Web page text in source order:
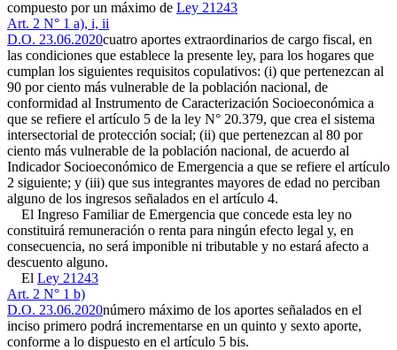
compuesto por un máximo de Ley 21243
Art. 2 N° 1 a), i, ii
D.O. 23.06.2020cuatro aportes extraordinarios de cargo fiscal, en
las condiciones que establece la presente ley, para los hogares que
cumplan los siguientes requisitos copulativos: (i) que pertenezcan al
90 por ciento más vulnerable de la población nacional, de
conformidad al Instrumento de Caracterización Socioeconómica a
que se refiere el artículo 5 de la ley N° 20.379, que crea el sistema
intersectorial de protección social; (ii) que pertenezcan al 80 por
ciento más vulnerable de la población nacional, de acuerdo al
Indicador Socioeconómico de Emergencia a que se refiere el artículo
2 siguiente; y (iii) que sus integrantes mayores de edad no perciban
alguno de los ingresos señalados en el artículo 4.
El Ingreso Familiar de Emergencia que concede esta ley no
constituirá remuneración o renta para ningún efecto legal y, en
consecuencia, no será imponible ni tributable y no estará afecto a
descuento alguno.
El Ley 21243
Art. 2 N° 1 b)
D.O. 23.06.2020número máximo de los aportes señalados en el
inciso primero podrá incrementarse en un quinto y sexto aporte,
conforme a lo dispuesto en el artículo 5 bis.